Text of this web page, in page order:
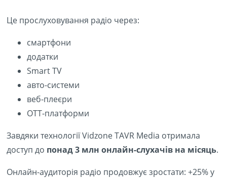
Це прослуховування радіо через:
смартфони
додатки
Smart TV
авто-системи
веб-плеєри
OTT-платформи
Завдяки технології Vidzone TAVR Media отримала
доступ до понад 3 млн онлайн-слухачів на місяць.
Онлайн-аудиторія радіо продовжує зростати: +25% у